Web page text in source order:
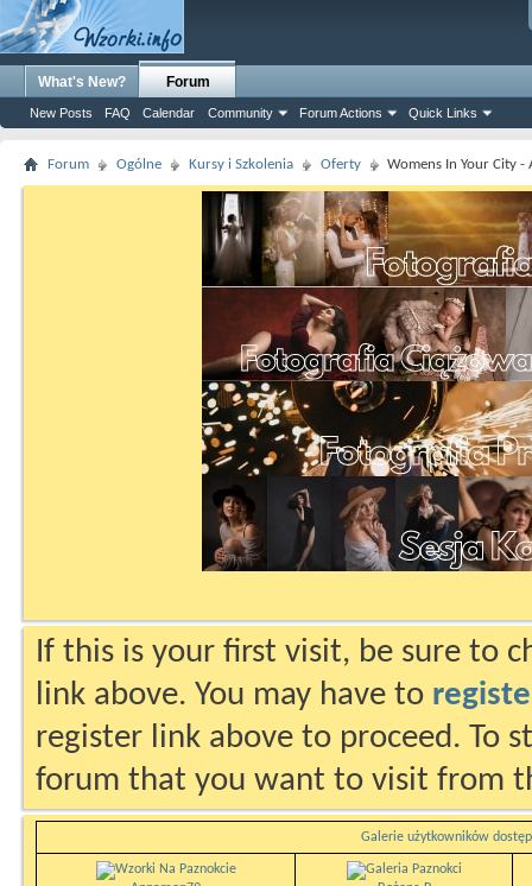
What's New? Forum
New Posts FAQ Calendar Community Forum Actions Quick Links
Forum Ogólne Kursy i Szkolenia Oferty Womens In Your City -
If this is your first visit, be sure to
link above. You may have to
register link above to proceed. To
forum that you want to visit from
Galerie użytkowników